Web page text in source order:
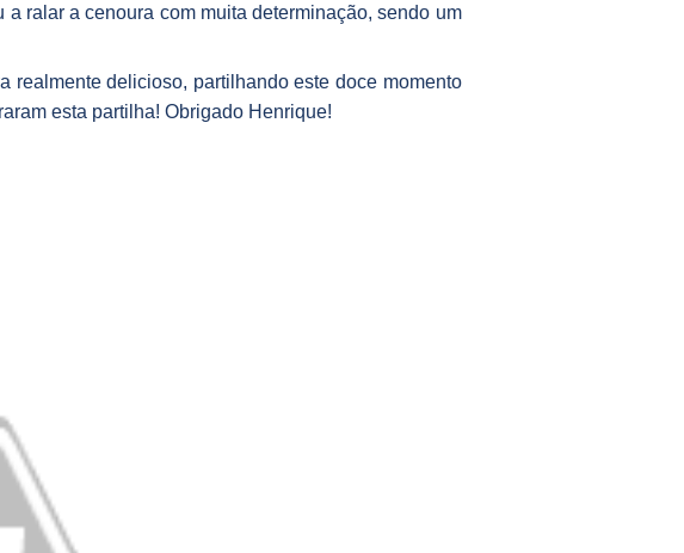
ralar a cenoura com muita determinação, sendo um
realmente delicioso, partilhando este doce momento
esta partilha! Obrigado Henrique!